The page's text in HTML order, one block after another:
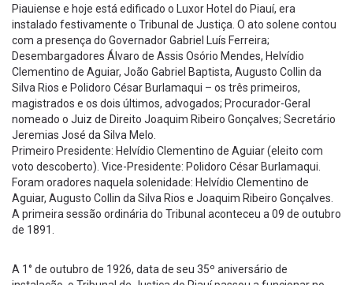
Piauiense e hoje está edificado o Luxor Hotel do Piauí, era
instalado festivamente o Tribunal de Justiça. O ato solene contou
com a presença do Governador Gabriel Luís Ferreira;
Desembargadores Álvaro de Assis Osório Mendes, Helvídio
Clementino de Aguiar, João Gabriel Baptista, Augusto Collin da
Silva Rios e Polidoro César Burlamaqui – os três primeiros,
magistrados e os dois últimos, advogados; Procurador-Geral
nomeado o Juiz de Direito Joaquim Ribeiro Gonçalves; Secretário
Jeremias José da Silva Melo.
Primeiro Presidente: Helvídio Clementino de Aguiar (eleito com
voto descoberto). Vice-Presidente: Polidoro César Burlamaqui.
Foram oradores naquela solenidade: Helvídio Clementino de
Aguiar, Augusto Collin da Silva Rios e Joaquim Ribeiro Gonçalves.
A primeira sessão ordinária do Tribunal aconteceu a 09 de outubro
de 1891.
A 1° de outubro de 1926, data de seu 35º aniversário de